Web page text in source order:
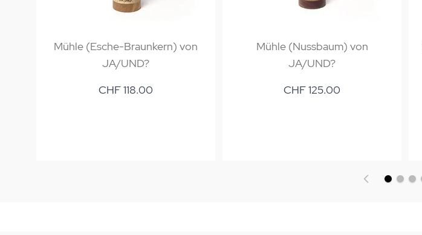
Mühle (Esche-Braunkern) von
JA/UND?
CHF 118.00
Mühle (Nussbaum) von
JA/UND?
CHF 125.00